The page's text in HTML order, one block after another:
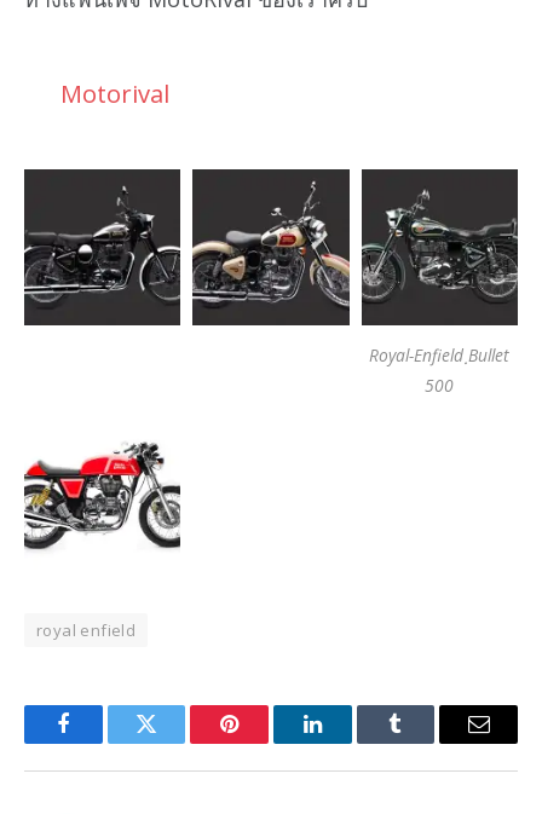
Motorival
Royal-Enfield ฺBullet
500
royal enfield
FacebookTwitter Pinterest LinkedInTumblr Email